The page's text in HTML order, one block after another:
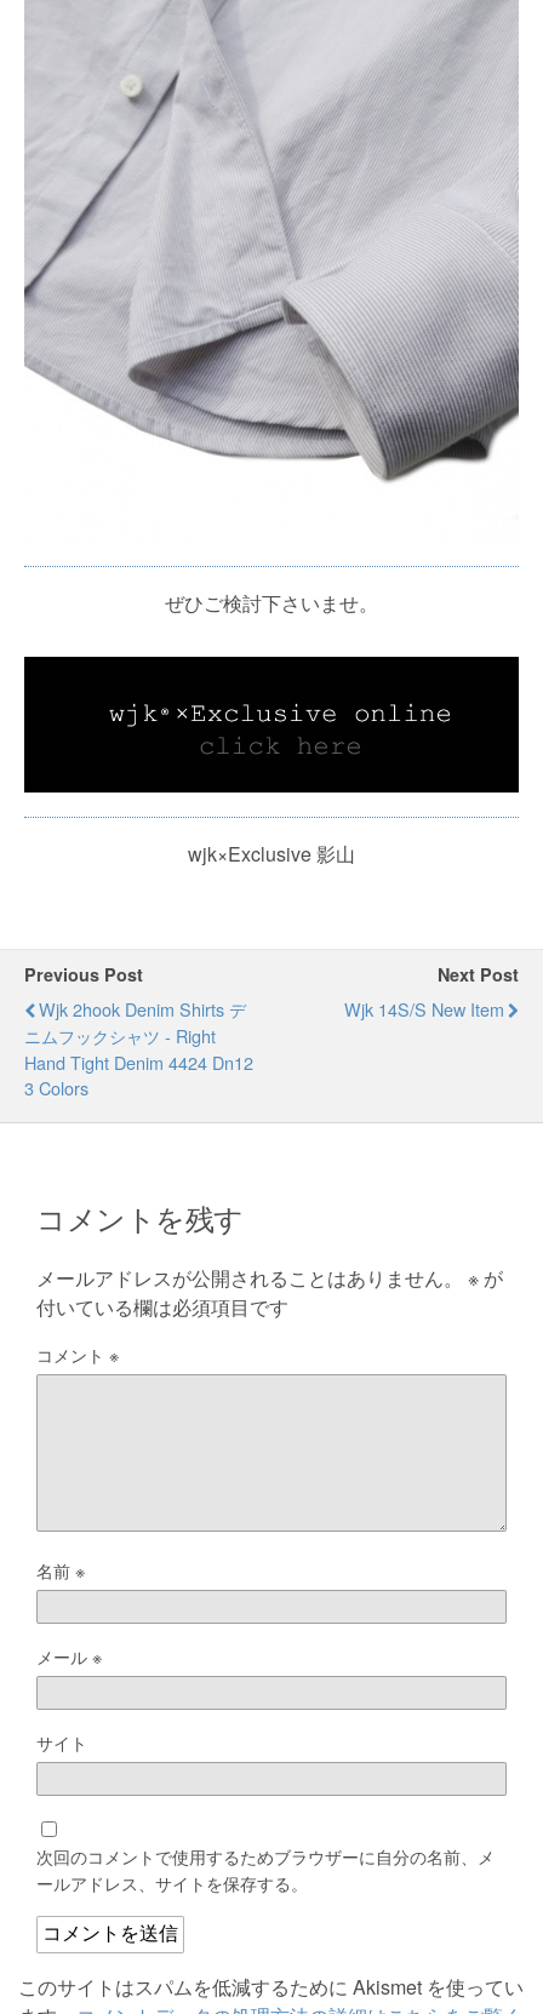
ぜひご検討下さいませ。
wjk×Exclusive 影山
Previous Post
Wjk 2hook Denim Shirts デ
ニムフックシャツ - Right
Hand Tight Denim 4424 Dn12
3 Colors
Next Post
Wjk 14S/S New Item
コメントを残す
メールアドレスが公開されることはありません。 ※ が
付いている欄は必須項目です
コメント ※
名前※
メール※
サイト
次回のコメントで使用するためブラウザーに自分の名前、メ
ールアドレス、サイトを保存する。
このサイトはスパムを低減するために Akismet を使ってい